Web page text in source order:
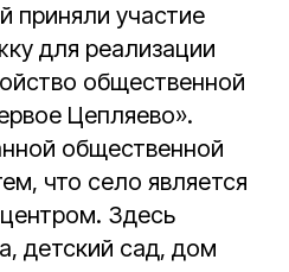
приняли участие
для реализации
общественной
Цепляево».
общественной
что село является
Здесь
детский сад, дом